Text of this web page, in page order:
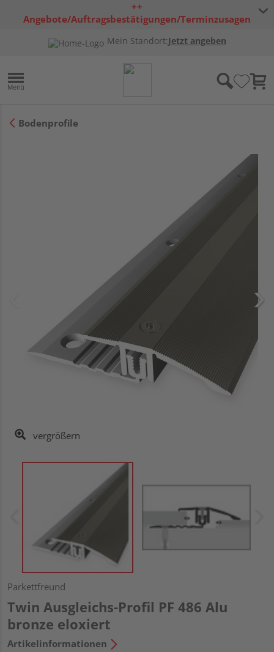
++
Angebote/Auftragsbestätigungen/Terminzusagen
Mein Standort:Jetzt angeben
Bodenprofile
vergrößern
Parkettfreund
Twin Ausgleichs-Profil PF 486 Alu
bronze eloxiert
Artikelinformationen